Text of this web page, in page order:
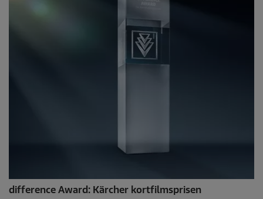
difference Award: Kärcher kortfilmsprisen